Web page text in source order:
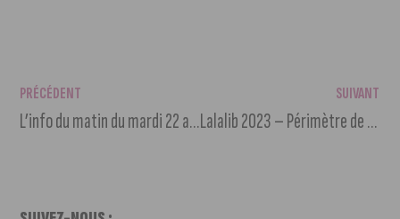
PRÉCÉDENT
L’info du matin du mardi 22 août 2023
SUIVANT
Lalalib 2023 – Périmètre de sécurité et points d’accès